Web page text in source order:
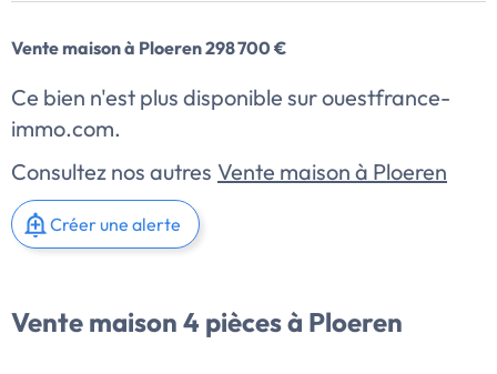
Vente maison à Ploeren 298 700 €
Ce bien n'est plus disponible sur ouestfrance-
immo.com.
Consultez nos autres Vente maison à Ploeren
Créer une alerte
Vente maison 4 pièces à Ploeren